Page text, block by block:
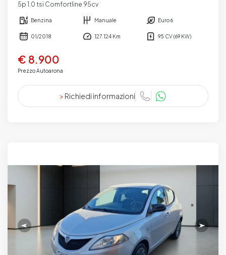
5p 1.0 tsi Comfortline 95cv
Benzina Manuale Euro 6
01/2018 127.124 Km 95 CV (69 KW)
€ 8.900
Prezzo Autoarona
> Richiedi informazioni